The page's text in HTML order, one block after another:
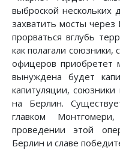
выброской нескольких
захватить мосты
прорваться вглубь
как полагали союзники,
офицеров приобретет
вынуждена будет
капитуляции,
на Берлин.
главком
проведении этой
Берлин и славе